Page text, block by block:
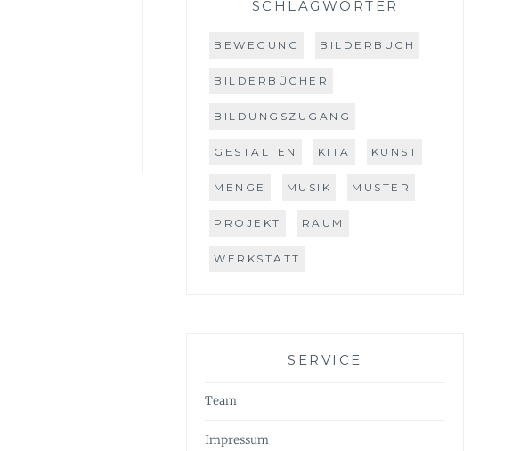
SCHLAGWÖRTER
BEWEGUNG BILDERBUCH
BILDERBÜCHER
BILDUNGSZUGANG
GESTALTEN KITA KUNST
MENGE MUSIK MUSTER
PROJEKT RAUM
WERKSTATT
SERVICE
Team
Impressum